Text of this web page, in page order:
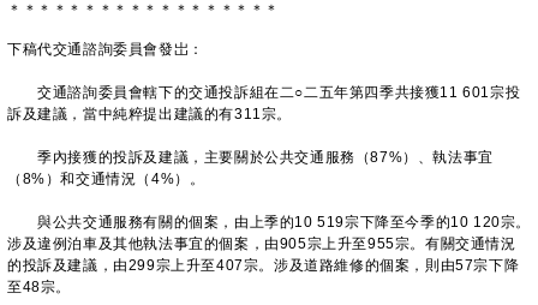
＊ ＊ ＊ ＊ ＊ ＊ ＊ ＊ ＊ ＊ ＊ ＊ ＊ ＊ ＊ ＊ ＊ ＊
下稿代交通諮詢委員會發岀：
交通諮詢委員會轄下的交通投訴組在二○二五年第四季共接獲11 601宗投
訴及建議，當中純粹提出建議的有311宗。
季內接獲的投訴及建議，主要關於公共交通服務（87%）、執法事宜
（8%）和交通情況（4%）。
與公共交通服務有關的個案，由上季的10 519宗下降至今季的10 120宗。
涉及違例泊車及其他執法事宜的個案，由905宗上升至955宗。有關交通情況
的投訴及建議，由299宗上升至407宗。涉及道路維修的個案，則由57宗下降
至48宗。